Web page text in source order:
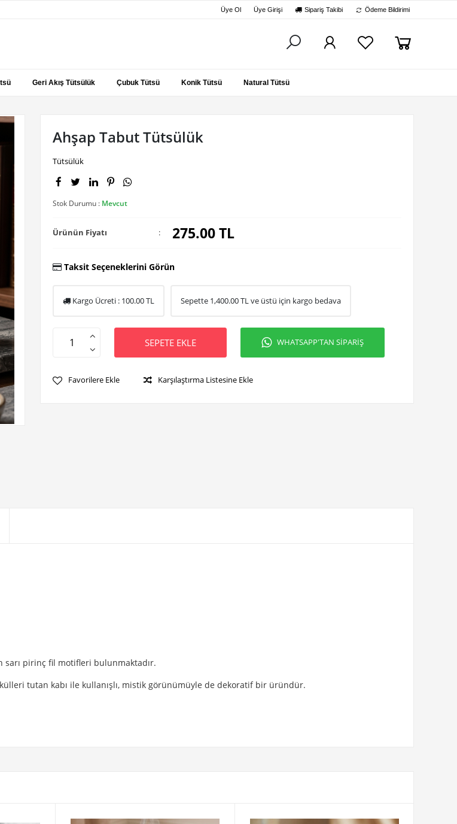
Üye Ol Üye Girişi Sipariş Takibi Ödeme Bildirimi
Geri Akış Tütsülük Çubuk Tütsü Konik Tütsü Natural Tütsü
Ahşap Tabut Tütsülük
Tütsülük
Stok Durumu : Mevcut
Ürünün Fiyatı : 275.00TL
Taksit Seçeneklerini Görün
Kargo Ücreti : 100.00TL Sepette 1,400.00TL ve üstü için kargo bedava
SEPETE EKLE WHATSAPP'TAN SİPARİŞ
Favorilere Ekle Karşılaştırma Listesine Ekle
sarı pirinç fil motifleri bulunmaktadır.
tutan kabı ile kullanışlı, mistik görünümüyle de dekoratif bir üründür.